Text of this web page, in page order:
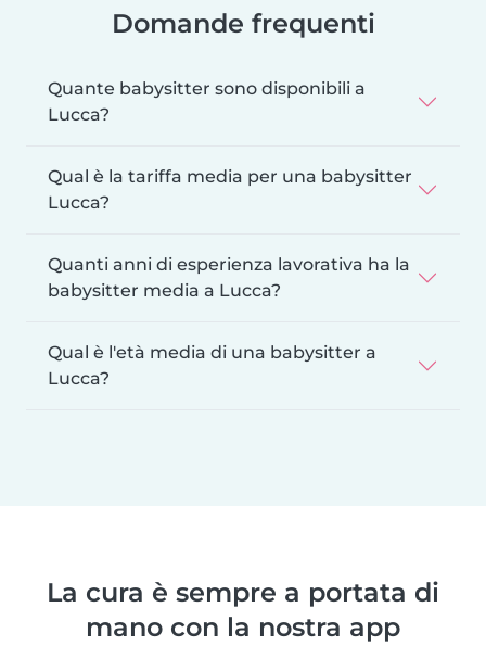
Domande frequenti
Quante babysitter sono disponibili a
Lucca?
Qual è la tariffa media per una babysitter
Lucca?
Quanti anni di esperienza lavorativa ha la
babysitter media a Lucca?
Qual è l'età media di una babysitter a
Lucca?
La cura è sempre a portata di
mano con la nostra app